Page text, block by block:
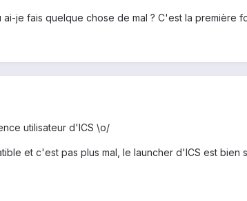
je fais quelque chose de mal ? C'est la première
utilisateur d'ICS \o/
et c'est pas plus mal, le launcher d'ICS est